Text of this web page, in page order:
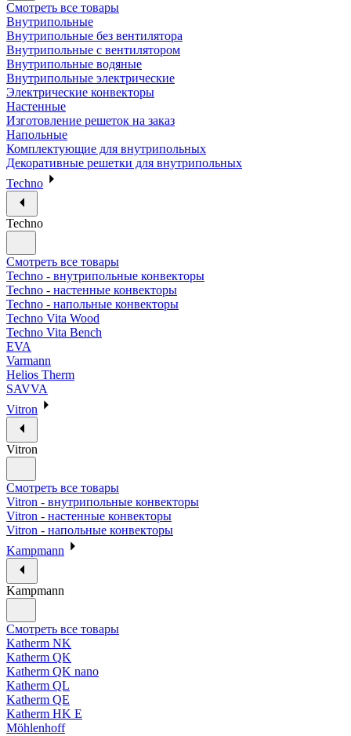
Смотреть все товары
Внутрипольные
Внутрипольные без вентилятора
Внутрипольные с вентилятором
Внутрипольные водяные
Внутрипольные электрические
Электрические конвекторы
Настенные
Изготовление решеток на заказ
Напольные
Комплектующие для внутрипольных
Декоративные решетки для внутрипольных
Techno
Techno
Смотреть все товары
Techno - внутрипольные конвекторы
Techno - настенные конвекторы
Techno - напольные конвекторы
Techno Vita Wood
Techno Vita Bench
EVA
Varmann
Helios Therm
SAVVA
Vitron
Vitron
Смотреть все товары
Vitron - внутрипольные конвекторы
Vitron - настенные конвекторы
Vitron - напольные конвекторы
Kampmann
Kampmann
Смотреть все товары
Katherm NK
Katherm QK
Katherm QK nano
Katherm QL
Katherm QE
Katherm HK E
Möhlenhoff